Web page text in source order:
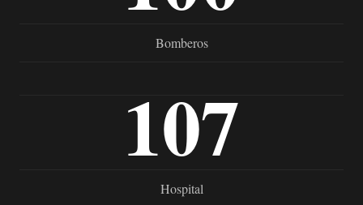
Bomberos
107
Hospital